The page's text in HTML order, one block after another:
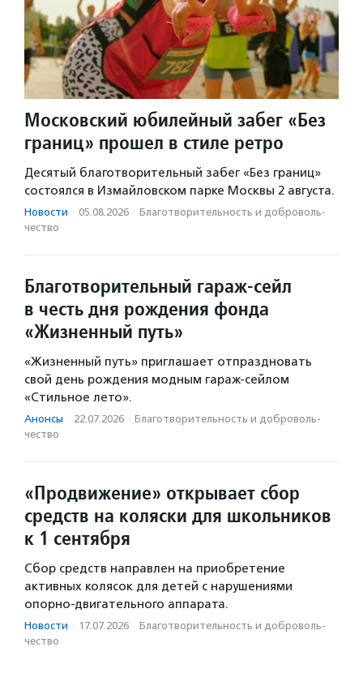
Московский юбилейный забег «Без
границ» прошел в стиле ретро
Десятый благотворительный забег «Без границ»
состоялся в Измайловском парке Москвы 2 августа.
Новости · 05.08.2026 · Благотвори­тель­ность и доброволь­
чест­во
Благотворительный гараж-сейл
в честь дня рождения фонда
«Жизненный путь»
«Жизненный путь» приглашает отпраздновать
свой день рождения модным гараж-сейлом
«Стильное лето».
Анонсы · 22.07.2026 · Благотвори­тель­ность и доброволь­
чест­во
«Продвижение» открывает сбор
средств на коляски для школьников
к 1 сентября
Сбор средств направлен на приобретение
активных колясок для детей с нарушениями
опорно-двигательного аппарата.
Новости · 17.07.2026 · Благотвори­тель­ность и доброволь­
чест­во